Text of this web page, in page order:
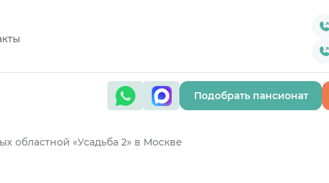
Подобрать пансионат
областной «Усадьба 2» в Москве